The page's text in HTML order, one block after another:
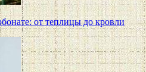
от теплицы до кровли